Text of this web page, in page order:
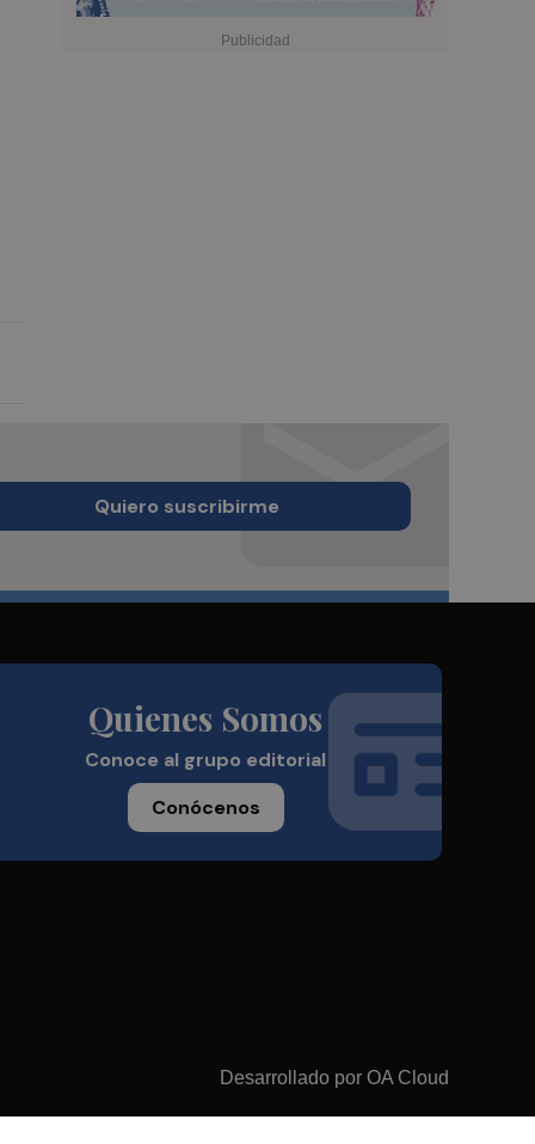
Quiero suscribirme
Quienes Somos
Conoce al grupo editorial
Conócenos
Desarrollado por OA Cloud